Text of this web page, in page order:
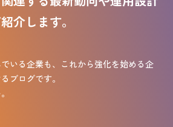
介します。
いる企業も、これから強化を始める企
ブログです。